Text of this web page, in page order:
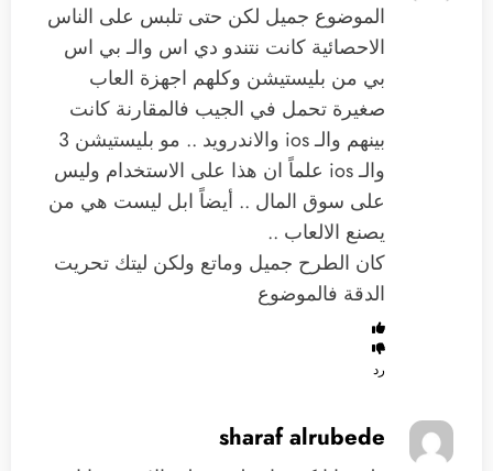
الموضوع جميل لكن حتى تلبس على الناس
الاحصائية كانت نتندو دي اس والـ بي اس
بي من بليستيشن وكلهم اجهزة العاب
صغيرة تحمل في الجيب فالمقارنة كانت
بينهم والـ ios والاندرويد .. مو بليستيشن 3
والـ ios علماً ان هذا على الاستخدام وليس
على سوق المال .. أيضاً ابل ليست هي من
يصنع الالعاب ..
كان الطرح جميل وماتع ولكن ليتك تحريت
الدقة فالموضوع
رد
sharaf alrubede